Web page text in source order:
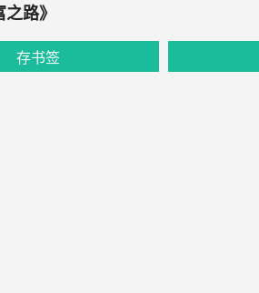
路》
存书签